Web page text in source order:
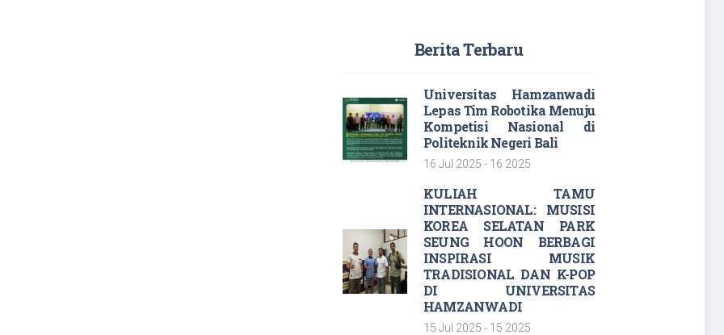
Berita Terbaru
Universitas Hamzanwadi
Lepas Tim Robotika Menuju
Kompetisi Nasional di
Politeknik Negeri Bali
16 Jul 2025 - 16 2025
KULIAH TAMU
INTERNASIONAL: MUSISI
KOREA SELATAN PARK
SEUNG HOON BERBAGI
INSPIRASI MUSIK
TRADISIONAL DAN K-POP
DI UNIVERSITAS
HAMZANWADI
15 Jul 2025 - 15 2025